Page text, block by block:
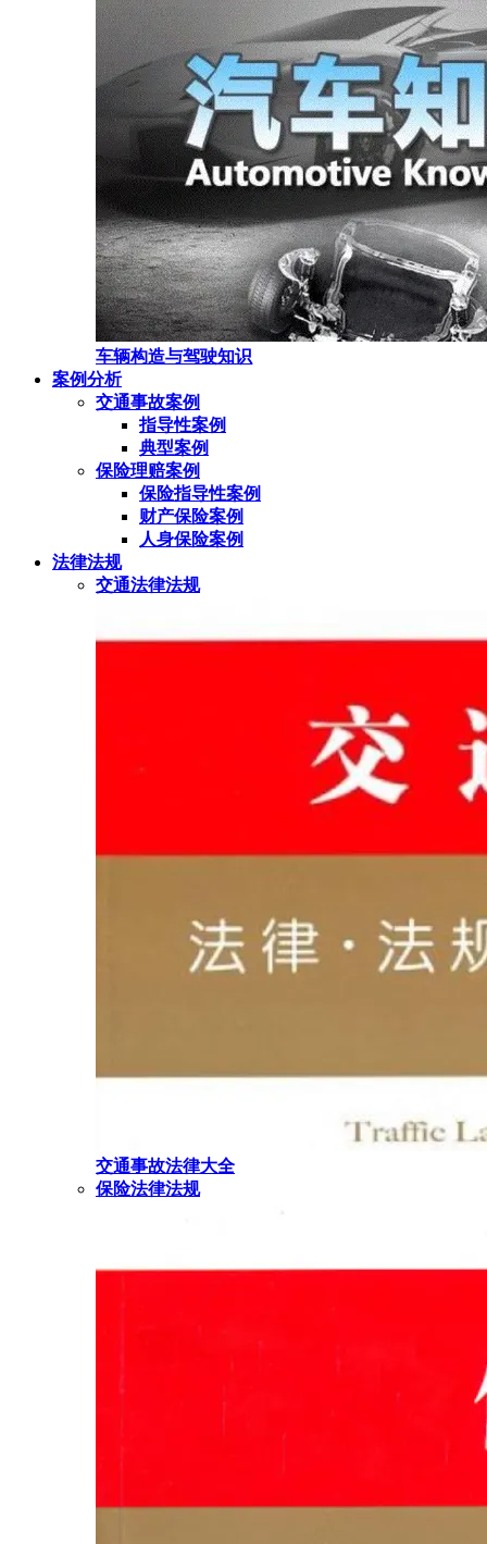
车辆构造与驾驶知识
案例分析
交通事故案例
指导性案例
典型案例
保险理赔案例
保险指导性案例
财产保险案例
人身保险案例
法律法规
交通法律法规
交通事故法律大全
保险法律法规